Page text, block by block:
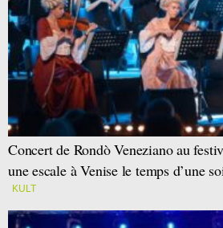
Concert de Rondò Veneziano au
une escale à Venise le temps d’une
KULT